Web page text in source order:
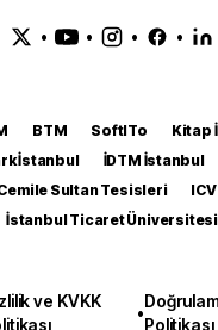
• • • •
BTM SoftITo
Kitap
İstanbul
İDTM İstanbul
Sultan Tesisleri
İstanbul Ticaret Üniversitesi
ve KVKK
•
Politikası